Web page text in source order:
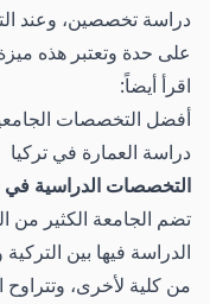
دراسة تخصصين، وعند
على حدة وتعتبر هذه
اقرأ أيضاً:
أفضل التخصصات
دراسة العمارة في تركيا
التخصصات الدراسية
تضم الجامعة الكثير من
الدراسة فيها بين
من كلية لأخرى، وتتراوح